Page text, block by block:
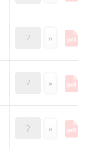
? »
? »
? »